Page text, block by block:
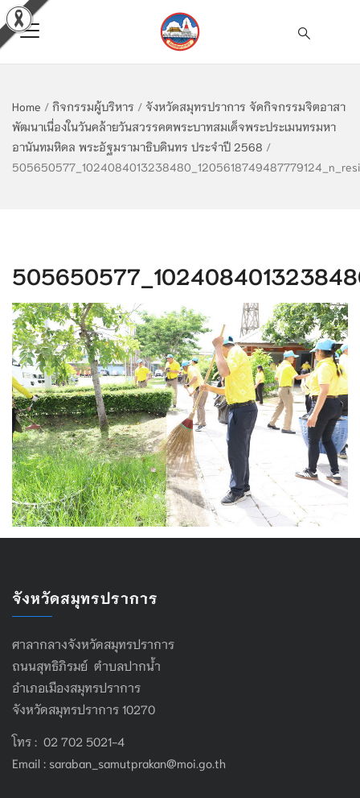
Home / กิจกรรมผู้บริหาร / จังหวัดสมุทรปราการ จัดกิจกรรมจิตอาสา
พัฒนาเนื่องในวันคล้ายวันสวรรคตพระบาทสมเด็จพระประเมนทรมหา
อานันทมหิดล พระอัฐมรามาธิบดินทร ประจำปี 2568 /
จังหวัดสมุทรปราการ
ศาลากลางจังหวัดสมุทรปราการ
ถนนสุทธิภิรมย์ ตำบลปากน้ำ
อำเภอเมืองสมุทรปราการ
จังหวัดสมุทรปราการ 10270
โทร : 02 702 5021-4
Email : saraban_samutprakan@moi.go.th